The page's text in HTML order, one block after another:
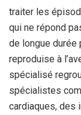
traiter les
qui ne répond
de longue durée
reproduise à
spécialisé
spécialistes
cardiaques, des